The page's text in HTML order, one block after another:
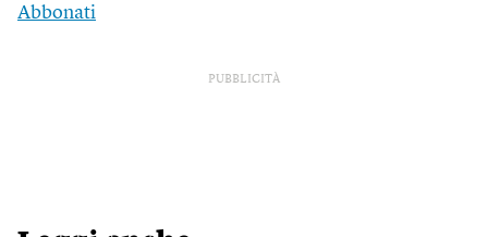
Abbonati
PUBBLICITÀ